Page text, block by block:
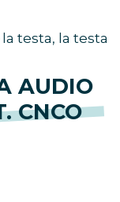
testa, la testa
AUDIO
CNCO